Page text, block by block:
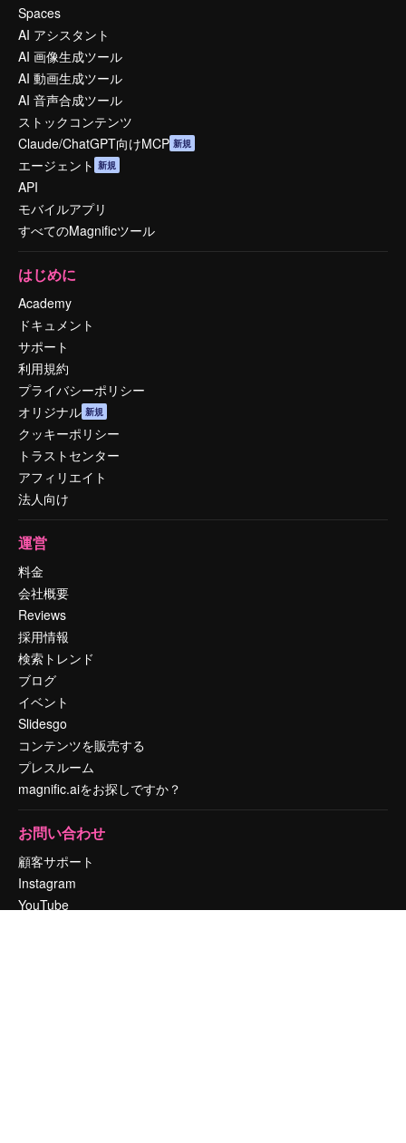
Spaces
AI アシスタント
AI 画像生成ツール
AI 動画生成ツール
AI 音声合成ツール
ストックコンテンツ
Claude/ChatGPT向けMCP 新規
エージェント 新規
API
モバイルアプリ
すべてのMagnificツール
はじめに
Academy
ドキュメント
サポート
利用規約
プライバシーポリシー
オリジナル 新規
クッキーポリシー
トラストセンター
アフィリエイト
法人向け
運営
料金
会社概要
Reviews
採用情報
検索トレンド
ブログ
イベント
Slidesgo
コンテンツを販売する
プレスルーム
magnific.aiをお探しですか？
お問い合わせ
顧客サポート
Instagram
YouTube